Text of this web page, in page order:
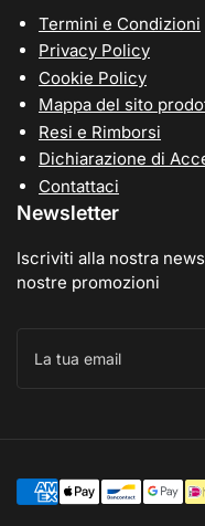
Termini e Condizioni
Privacy Policy
Cookie Policy
Mappa del sito
Resi e Rimborsi
Dichiarazione di
Contattaci
Newsletter
Iscriviti alla nostra
nostre promozioni
tua